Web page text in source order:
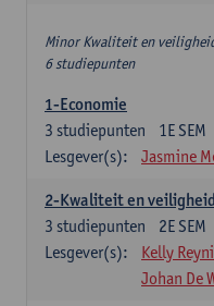
Minor Kwaliteit en
6 studiepunten
1-Economie
1E SEM
3 studiepunten
Lesgever(s):
Jasmine
2-Kwaliteit en veiligheid
2E SEM
3 studiepunten
Lesgever(s):
Kelly
Johan De